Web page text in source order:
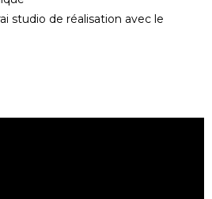
studio de réalisation avec le